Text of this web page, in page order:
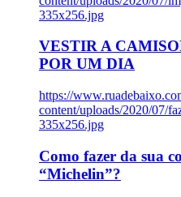
335x256.jpg
VESTIR A
POR UM DIA
https://
content/uploads/2020/07/
335x256.jpg
Como fazer da sua
“Michelin”?